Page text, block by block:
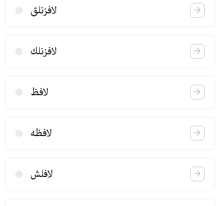
لافزنلق
لافزنلك
لافظ
لافظه
لافلش